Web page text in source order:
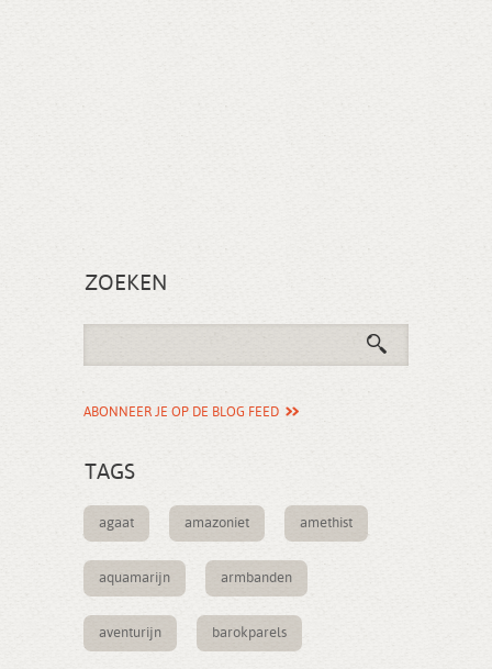
ZOEKEN
ABONNEER JE OP DE BLOG FEED
TAGS
agaat amazoniet amethist
aquamarijn armbanden
aventurijn barokparels